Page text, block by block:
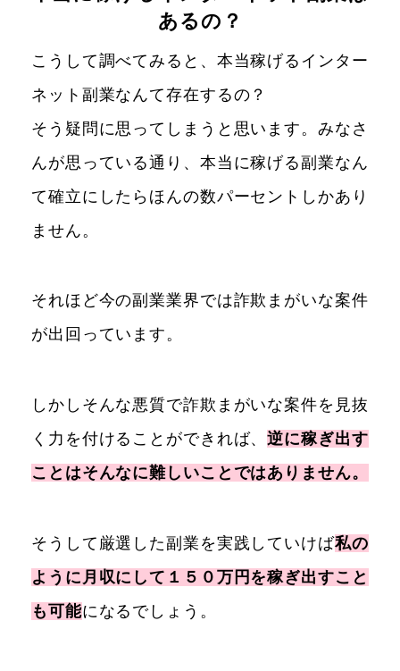
あるの？
こうして調べてみると、本当稼げるインター
ネット副業なんて存在するの？
そう疑問に思ってしまうと思います。みなさ
んが思っている通り、本当に稼げる副業なん
て確立にしたらほんの数パーセントしかあり
ません。
それほど今の副業業界では詐欺まがいな案件
が出回っています。
しかしそんな悪質で詐欺まがいな案件を見抜
く力を付けることができれば、逆に稼ぎ出す
ことはそんなに難しいことではありません。
そうして厳選した副業を実践していけば私の
ように月収にして１５０万円を稼ぎ出すこと
も可能になるでしょう。